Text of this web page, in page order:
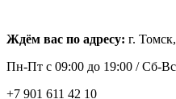
Ждём вас по адресу: г.
Пн-Пт с 09:00 до 19:00 /Сб-Вс
+7 901 611 42 10